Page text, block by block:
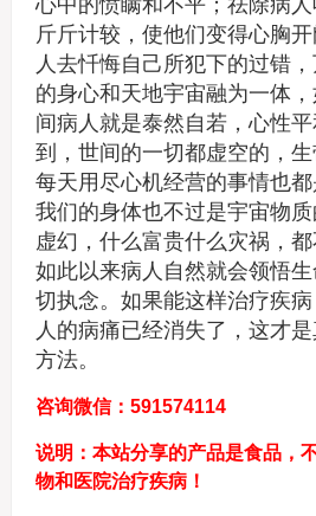
心中的愤瞒和不平；祛除病
斤斤计较，使他们变得心胸
人去忏悔自己所犯下的过错
的身心和天地宇宙融为一体
间病人就是泰然自若，心性
到，世间的一切都虚空的，生
每天用尽心机经营的事情也
我们的身体也不过是宇宙物
虚幻，什么富贵什么灾祸，都
如此以来病人自然就会领悟
切执念。如果能这样治疗疾
人的病痛已经消失了，这才
方法。
咨询微信：591574114
说明：本站分享的产品是食品，
物和医院治疗疾病！